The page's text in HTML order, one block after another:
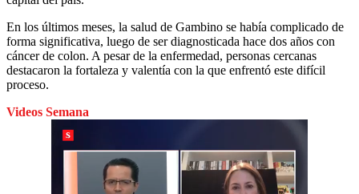
En los últimos meses, la salud de Gambino se había complicado de
forma significativa, luego de ser diagnosticada hace dos años con
cáncer de colon. A pesar de la enfermedad, personas cercanas
destacaron la fortaleza y valentía con la que enfrentó este difícil
proceso.
Videos Semana